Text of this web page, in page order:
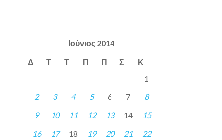
Ιούνιος 2014
Δ Τ Τ Π Π Σ Κ
1
2
3 4 5 6 7
8
9
10 11 12 13 14
15
16
17 18 19 20 21
22